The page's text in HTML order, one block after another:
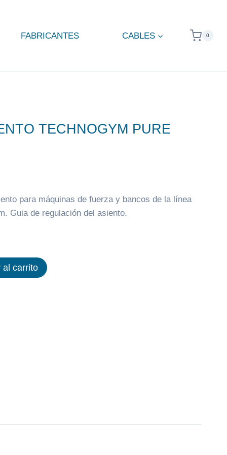
FABRICANTES CABLES 0
TECHNOGYM PURE
para máquinas de fuerza y bancos de la línea
Guia de regulación del asiento.
al carrito